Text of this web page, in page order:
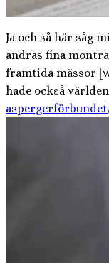
Ja och så här såg
andras fina
framtida mässor
hade också
aspergerförbundet,